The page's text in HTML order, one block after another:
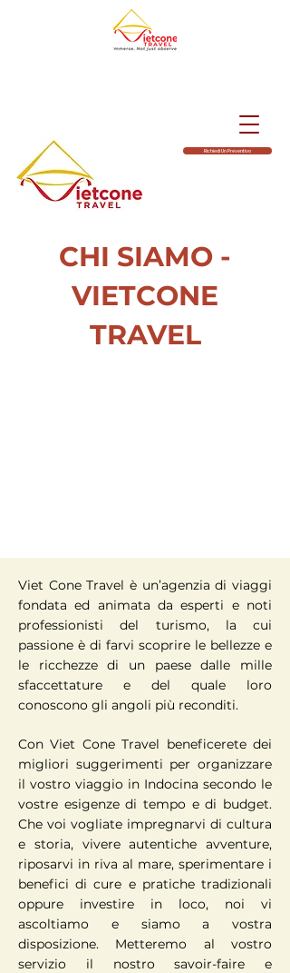
Richiedi Un Preventivo
CHI SIAMO -
VIETCONE
TRAVEL
Viet Cone Travel è un’agenzia di viaggi
fondata ed animata da esperti e noti
professionisti del turismo, la cui
passione è di farvi scoprire le bellezze e
le ricchezze di un paese dalle mille
sfaccettature e del quale loro
conoscono gli angoli più reconditi.
Con Viet Cone Travel beneficerete dei
migliori suggerimenti per organizzare
il vostro viaggio in Indocina secondo le
vostre esigenze di tempo e di budget.
Che voi vogliate impregnarvi di cultura
e storia, vivere autentiche avventure,
riposarvi in riva al mare, sperimentare i
benefici di cure e pratiche tradizionali
oppure investire in loco, noi vi
ascoltiamo e siamo a vostra
disposizione. Metteremo al vostro
servizio il nostro savoir-faire e